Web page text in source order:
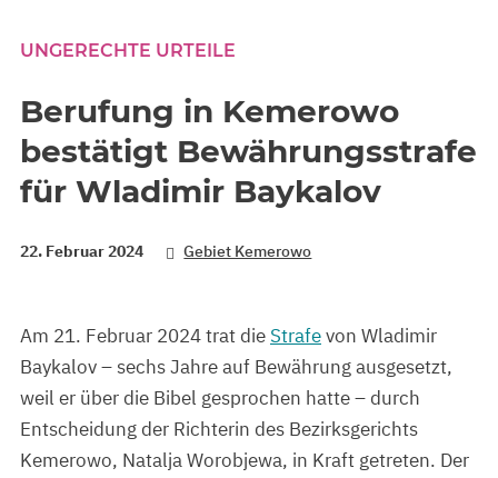
UNGERECHTE URTEILE
Berufung in Kemerowo
bestätigt Bewährungsstrafe
für Wladimir Baykalov
22. Februar 2024 Gebiet Kemerowo
Am 21. Februar 2024 trat die Strafevon Wladimir
Baykalov – sechs Jahre auf Bewährung ausgesetzt,
weil er über die Bibel gesprochen hatte – durch
Entscheidung der Richterin des Bezirksgerichts
Kemerowo, Natalja Worobjewa, in Kraft getreten. Der